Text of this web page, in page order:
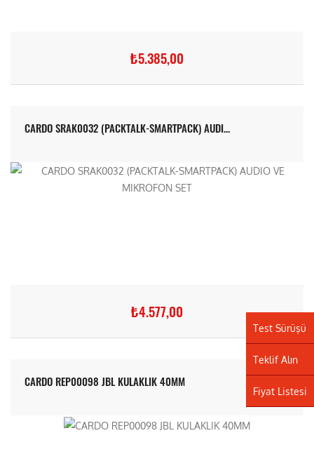
₺5.385,00
CARDO SRAK0032 (PACKTALK-SMARTPACK) AUDI...
₺4.577,00
CARDO REP00098 JBL KULAKLIK 40MM
Test Sürüşü
Teklif Alın
Fiyat Listesi